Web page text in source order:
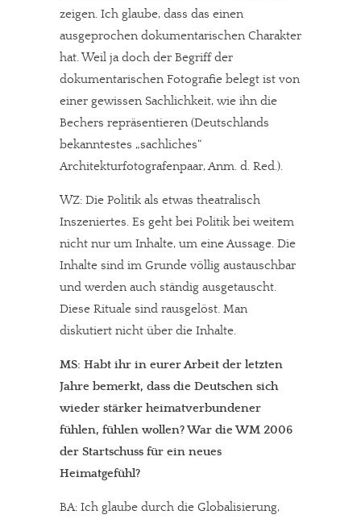
zeigen. Ich glaube, dass das einen
ausgeprochen dokumentarischen Charakter
hat. Weil ja doch der Begriff der
dokumentarischen Fotografie belegt ist von
einer gewissen Sachlichkeit, wie ihn die
Bechers repräsentieren (Deutschlands
bekanntestes „sachliches“
Architekturfotografenpaar, Anm. d. Red.).
WZ: Die Politik als etwas theatralisch
Inszeniertes. Es geht bei Politik bei weitem
nicht nur um Inhalte, um eine Aussage. Die
Inhalte sind im Grunde völlig austauschbar
und werden auch ständig ausgetauscht.
Diese Rituale sind rausgelöst. Man
diskutiert nicht über die Inhalte.
MS: Habt ihr in eurer Arbeit der letzten
Jahre bemerkt, dass die Deutschen sich
wieder stärker heimatverbundener
fühlen, fühlen wollen? War die WM 2006
der Startschuss für ein neues
Heimatgefühl?
BA: Ich glaube durch die Globalisierung,